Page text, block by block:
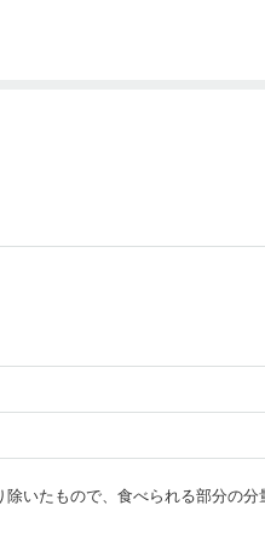
いたもので、食べられる部分の分